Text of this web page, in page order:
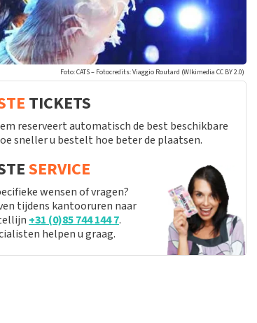
Foto: CATS – Fotocredits: Viaggio Routard (WIkimedia CC BY 2.0)
TICKETS
reserveert automatisch de best beschikbare
sneller u bestelt hoe beter de plaatsen.
SERVICE
wensen of vragen?
tijdens kantooruren naar
+31 (0)85 744 144 7.
helpen u graag.